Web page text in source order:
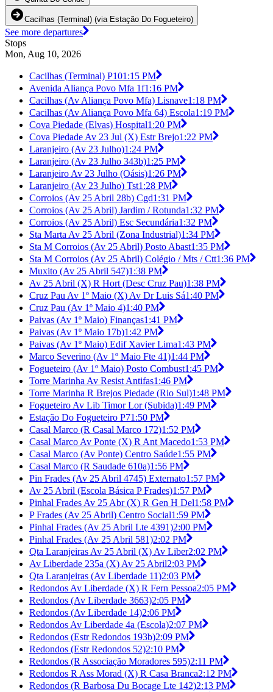
Cacilhas (Terminal) (via Estação Do Fogueteiro)
See more departures
Stops
Mon, Aug 10, 2026
Cacilhas (Terminal) P101:15 PM
Avenida Aliança Povo Mfa 1f1:16 PM
Cacilhas (Av Aliança Povo Mfa) Lisnave1:18 PM
Cacilhas (Av Aliança Povo Mfa 64) Escola1:19 PM
Cova Piedade (Elvas) Hospital1:20 PM
Cova Piedade Av 23 Jul (X) Estr Brejo1:22 PM
Laranjeiro (Av 23 Julho)1:24 PM
Laranjeiro (Av 23 Julho 343b)1:25 PM
Laranjeiro Av 23 Julho (Oásis)1:26 PM
Laranjeiro (Av 23 Julho) Tst1:28 PM
Corroios (Av 25 Abril 28b) Cgd1:31 PM
Corroios (Av 25 Abril) Jardim / Rotunda1:32 PM
Corroios (Av 25 Abril) Esc Secundária1:32 PM
Sta Marta Av 25 Abril (Zona Industrial)1:34 PM
Sta M Corroios (Av 25 Abril) Posto Abast1:35 PM
Sta M Corroios (Av 25 Abril) Colégio / Mts / Ctt1:36 PM
Muxito (Av 25 Abril 547)1:38 PM
Av 25 Abril (X) R Hort (Desc Cruz Pau)1:38 PM
Cruz Pau Av 1º Maio (X) Av Dr Luis Sá1:40 PM
Cruz Pau (Av 1º Maio 4)1:40 PM
Paivas (Av 1º Maio) Finanças1:41 PM
Paivas (Av 1º Maio 17b)1:42 PM
Paivas (Av 1º Maio) Edif Xavier Lima1:43 PM
Marco Severino (Av 1º Maio Fte 41)1:44 PM
Fogueteiro (Av 1º Maio) Posto Combust1:45 PM
Torre Marinha Av Resist Antifas1:46 PM
Torre Marinha R Brejos Piedade (Rio Sul)1:48 PM
Fogueteiro Av Lib Timor Lor (Subida)1:49 PM
Estação Do Fogueteiro P71:50 PM
Casal Marco (R Casal Marco 172)1:52 PM
Casal Marco Av Ponte (X) R Ant Macedo1:53 PM
Casal Marco (Av Ponte) Centro Saúde1:55 PM
Casal Marco (R Saudade 610a)1:56 PM
Pin Frades (Av 25 Abril 4745) Externato1:57 PM
Av 25 Abril (Escola Básica P Frades)1:57 PM
Pinhal Frades Av 25 Abr (X) R Gen H Del1:58 PM
P Frades (Av 25 Abril) Centro Social1:59 PM
Pinhal Frades (Av 25 Abril Lte 4391)2:00 PM
Pinhal Frades (Av 25 Abril 581)2:02 PM
Qta Laranjeiras Av 25 Abril (X) Av Liber2:02 PM
Av Liberdade 235a (X) Av 25 Abril2:03 PM
Qta Laranjeiras (Av Liberdade 11)2:03 PM
Redondos Av Liberdade (X) R Fern Pessoa2:05 PM
Redondos (Av Liberdade 3663)2:05 PM
Redondos (Av Liberdade 14)2:06 PM
Redondos Av Liberdade 4a (Escola)2:07 PM
Redondos (Estr Redondos 193b)2:09 PM
Redondos (Estr Redondos 52)2:10 PM
Redondos (R Associação Moradores 595)2:11 PM
Redondos R Ass Morad (X) R Casa Branca2:12 PM
Redondos (R Barbosa Du Bocage Lte 142)2:13 PM